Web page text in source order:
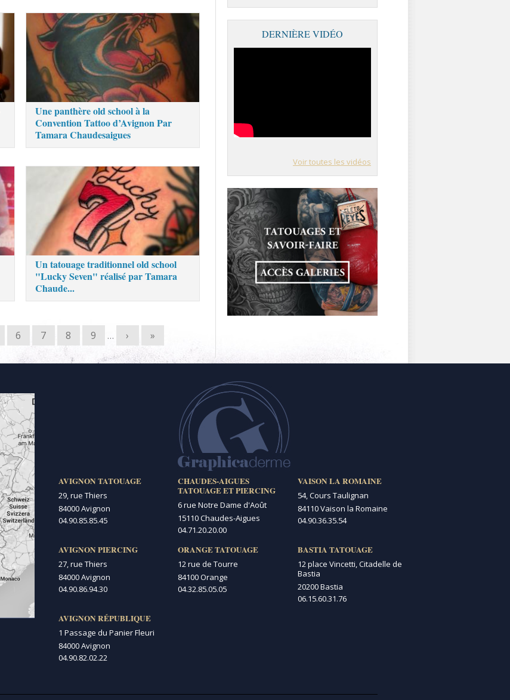
Une panthère old school à la
Convention Tattoo d’Avignon Par
Tamara Chaudesaigues
Un tatouage traditionnel old school
"Lucky Seven" réalisé par Tamara
Chaude...
6 7 8 9 … › »
DERNIÈRE VIDÉO
Voir toutes les vidéos
AVIGNON TATOUAGE
29, rue Thiers
84000 Avignon
04.90.85.85.45
AVIGNON PIERCING
27, rue Thiers
84000 Avignon
04.90.86.94.30
AVIGNON RÉPUBLIQUE
1 Passage du Panier Fleuri
84000 Avignon
04.90.82.02.22
CHAUDES-AIGUES
TATOUAGE ET PIERCING
6 rue Notre Dame d'Août
15110 Chaudes-Aigues
04.71.20.20.00
ORANGE TATOUAGE
12 rue de Tourre
84100 Orange
04.32.85.05.05
VAISON LA ROMAINE
54, Cours Taulignan
84110 Vaison la Romaine
04.90.36.35.54
BASTIA TATOUAGE
12 place Vincetti, Citadelle de
Bastia
20200 Bastia
06.15.60.31.76